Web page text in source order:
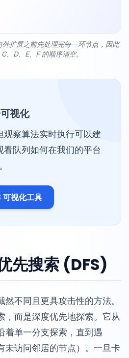
扩展之前先处理完每一环节点，因此
、D、E、F 的顺序清空。
视化
观察算法实时执行可以建
看队列如何在我们的平台
可视化工具
先搜索 (DFS)
不同且更具攻击性的方法。
，而是深度优先地探索。它从
着单一分支探索，直到遇
未访问邻居的节点）。一旦卡